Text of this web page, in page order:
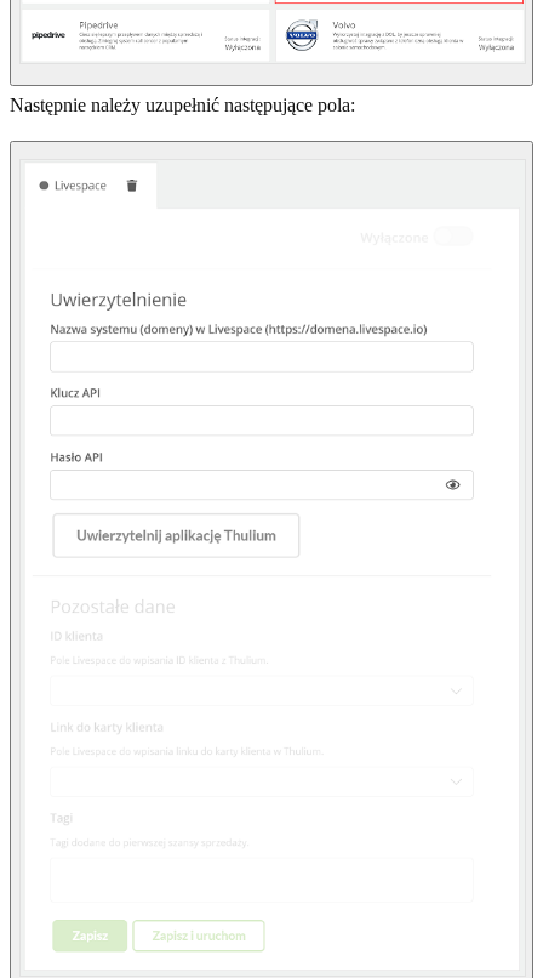
Następnie należy uzupełnić następujące pola: